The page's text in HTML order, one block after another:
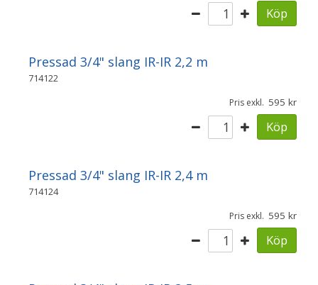
Köp
Pressad 3/4" slang IR-IR 2,2 m
714122
Pris exkl. 595
Köp
Pressad 3/4" slang IR-IR 2,4 m
714124
Pris exkl. 595
Köp